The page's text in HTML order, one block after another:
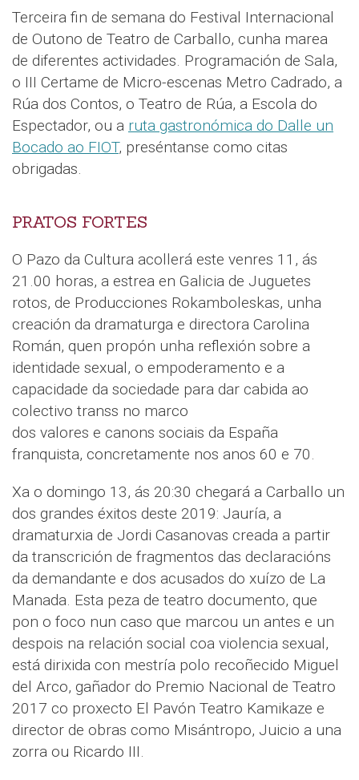
Terceira fin de semana do Festival Internacional
de Outono de Teatro de Carballo, cunha marea
de diferentes actividades. Programación de Sala,
o III Certame de Micro-escenas Metro Cadrado, a
Rúa dos Contos, o Teatro de Rúa, a Escola do
Espectador, ou a ruta gastronómica do Dalle un
Bocado ao FIOT, preséntanse como citas
obrigadas.
PRATOS FORTES
O Pazo da Cultura acollerá este venres 11, ás
21.00 horas, a estrea en Galicia de Juguetes
rotos, de Producciones Rokamboleskas, unha
creación da dramaturga e directora Carolina
Román, quen propón unha reflexión sobre a
identidade sexual, o empoderamento e a
capacidade da sociedade para dar cabida ao
colectivo transs no marco
dos valores e canons sociais da España
franquista, concretamente nos anos 60 e 70.
Xa o domingo 13, ás 20:30 chegará a Carballo un
dos grandes éxitos deste 2019: Jauría, a
dramaturxia de Jordi Casanovas creada a partir
da transcrición de fragmentos das declaracións
da demandante e dos acusados do xuízo de La
Manada. Esta peza de teatro documento, que
pon o foco nun caso que marcou un antes e un
despois na relación social coa violencia sexual,
está dirixida con mestría polo recoñecido Miguel
del Arco, gañador do Premio Nacional de Teatro
2017 co proxecto El Pavón Teatro Kamikaze e
director de obras como Misántropo, Juicio a una
zorra ou Ricardo III.